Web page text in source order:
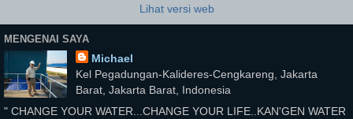
Lihat versi web
MENGENAI SAYA
Michael
Kel Pegadungan-Kalideres-Cengkareng, Jakarta
Barat, Jakarta Barat, Indonesia
" CHANGE YOUR WATER...CHANGE YOUR LIFE..KAN'GEN WATER